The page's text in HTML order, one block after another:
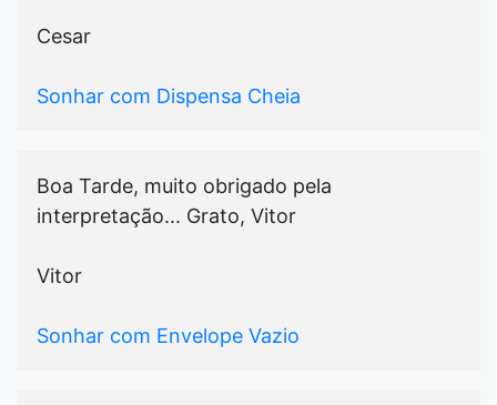
Cesar
Sonhar com Dispensa Cheia
Boa Tarde, muito obrigado pela
interpretação... Grato, Vitor
Vitor
Sonhar com Envelope Vazio